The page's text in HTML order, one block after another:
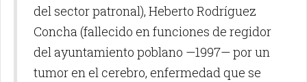
del sector patronal), Heberto Rodríguez
Concha (fallecido en funciones de regidor
del ayuntamiento poblano —1997— por un
tumor en el cerebro, enfermedad que se